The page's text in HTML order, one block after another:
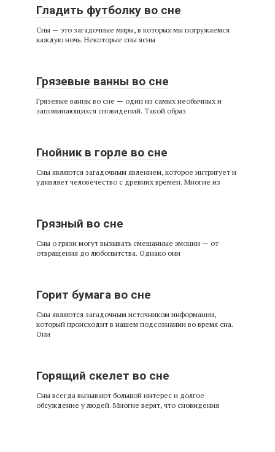
Гладить футболку во сне
Сны — это загадочные миры, в которых мы погружаемся
каждую ночь. Некоторые сны ясны
Грязевые ванны во сне
Грязевые ванны во сне — один из самых необычных и
запоминающихся сновидений. Такой образ
Гнойник в горле во сне
Сны являются загадочным явлением, которое интригует и
удивляет человечество с древних времен. Многие из
Грязный во сне
Сны о грязи могут вызывать смешанные эмоции — от
отвращения до любопытства. Однако они
Горит бумага во сне
Сны являются загадочным источником информации,
который происходит в нашем подсознании во время сна.
Они
Горящий скелет во сне
Сны всегда вызывают большой интерес и долгое
обсуждение у людей. Многие верят, что сновидения